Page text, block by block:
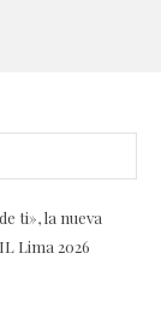
ti», la nueva
Lima 2026